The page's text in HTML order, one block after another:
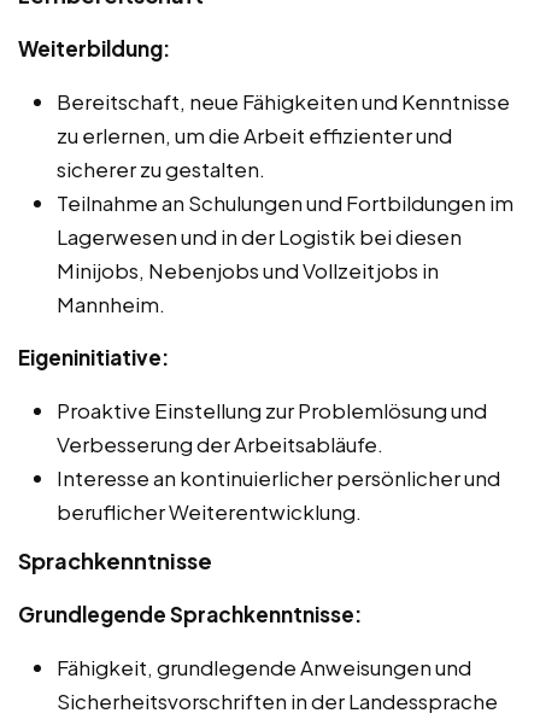
Weiterbildung:
Bereitschaft, neue Fähigkeiten und Kenntnisse
zu erlernen, um die Arbeit effizienter und
sicherer zu gestalten.
Teilnahme an Schulungen und Fortbildungen im
Lagerwesen und in der Logistik bei diesen
Minijobs, Nebenjobs und Vollzeitjobs in
Mannheim.
Eigeninitiative:
Proaktive Einstellung zur Problemlösung und
Verbesserung der Arbeitsabläufe.
Interesse an kontinuierlicher persönlicher und
beruflicher Weiterentwicklung.
Sprachkenntnisse
Grundlegende Sprachkenntnisse:
Fähigkeit, grundlegende Anweisungen und
Sicherheitsvorschriften in der Landessprache